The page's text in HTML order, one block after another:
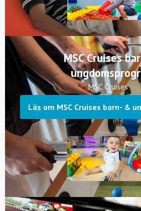
MSC Cruises
MSC Cruises
Läs om MSC Cruises barn- &